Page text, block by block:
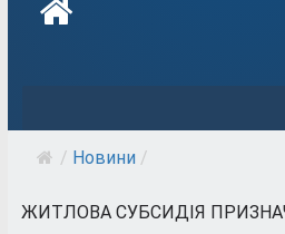
/ Новини /
ЖИТЛОВА СУБСИДІЯ